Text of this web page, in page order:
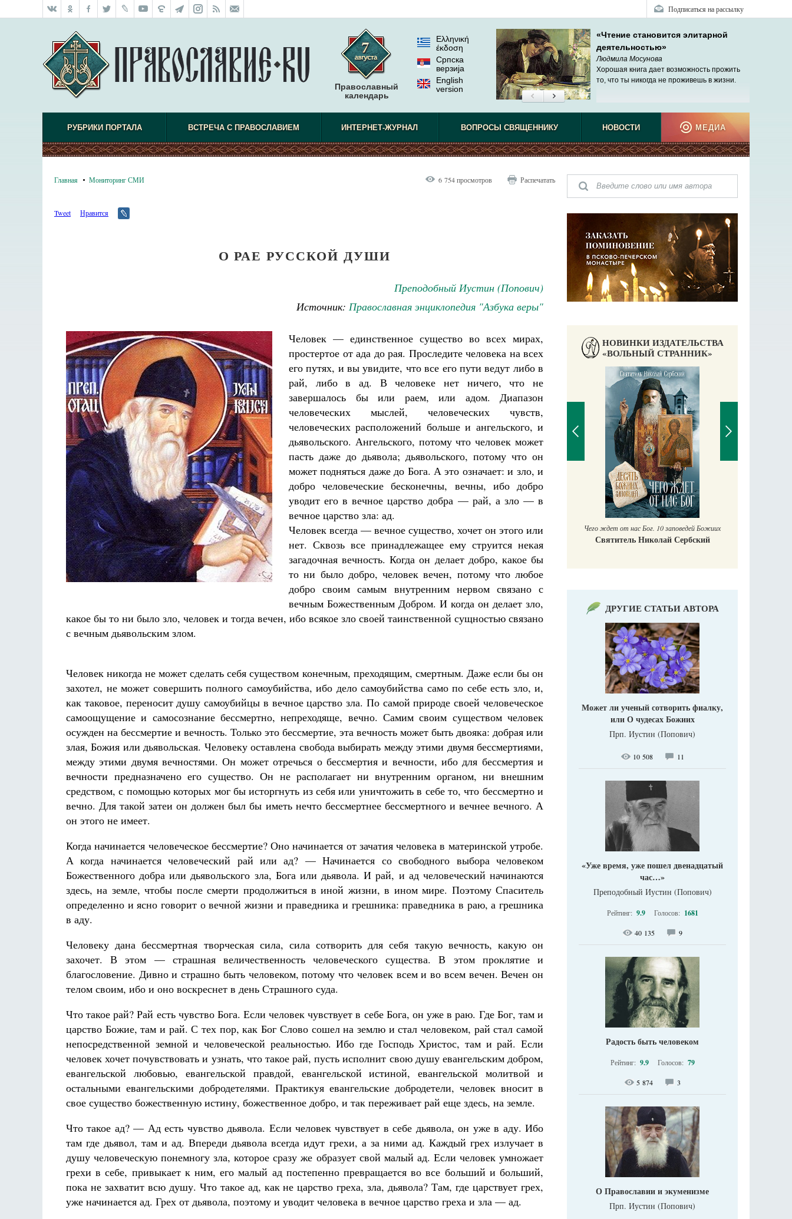
Подписаться на рассылку
Православный
календарь
Ελληνική
έκδοση
Српска
верзиjа
English
version
«Чтение становится элитарной
деятельностью»
Людмила Мосунова
Хорошая книга дает возможность прожить
то, что ты никогда не проживешь в жизни.
РУБРИКИ ПОРТАЛА ВСТРЕЧА С ПРАВОСЛАВИЕМ ИНТЕРНЕТ-ЖУРНАЛ ВОПРОСЫ СВЯЩЕННИКУ НОВОСТИ МЕДИА
Главная Мониторинг СМИ 6 754 просмотров Распечатать
Tweet Нравится
О РАЕ РУССКОЙ ДУШИ
Преподобный Иустин (Попович)
Источник: Православная энциклопедия "Азбука веры"
Человек — единственное существо во всех мирах,
простертое от ада до рая. Проследите человека на всех
его путях, и вы увидите, что все его пути ведут либо в
рай, либо в ад. В человеке нет ничего, что не
завершалось бы или раем, или адом. Диапазон
человеческих мыслей, человеческих чувств,
человеческих расположений больше и ангельского, и
дьявольского. Ангельского, потому что человек может
пасть даже до дьявола; дьявольского, потому что он
может подняться даже до Бога. А это означает: и зло, и
добро человеческие бесконечны, вечны, ибо добро
уводит его в вечное царство добра — рай, а зло — в
вечное царство зла: ад.
Человек всегда — вечное существо, хочет он этого или
нет. Сквозь все принадлежащее ему струится некая
загадочная вечность. Когда он делает добро, какое бы
то ни было добро, человек вечен, потому что любое
добро своим самым внутренним нервом связано с
вечным Божественным Добром. И когда он делает зло,
какое бы то ни было зло, человек и тогда вечен, ибо всякое зло своей таинственной сущностью связано
с вечным дьявольским злом.
Человек никогда не может сделать себя существом конечным, преходящим, смертным. Даже если бы он
захотел, не может совершить полного самоубийства, ибо дело самоубийства само по себе есть зло, и,
как таковое, переносит душу самоубийцы в вечное царство зла. По самой природе своей человеческое
самоощущение и самосознание бессмертно, непреходяще, вечно. Самим своим существом человек
осужден на бессмертие и вечность. Только это бессмертие, эта вечность может быть двояка: добрая или
злая, Божия или дьявольская. Человеку оставлена свобода выбирать между этими двумя бессмертиями,
между этими двумя вечностями. Он может отречься о бессмертия и вечности, ибо для бессмертия и
вечности предназначено его существо. Он не располагает ни внутренним органом, ни внешним
средством, с помощью которых мог бы исторгнуть из себя или уничтожить в себе то, что бессмертно и
вечно. Для такой затеи он должен был бы иметь нечто бессмертнее бессмертного и вечнее вечного. А
он этого не имеет.
Когда начинается человеческое бессмертие? Оно начинается от зачатия человека в материнской утробе.
А когда начинается человеческий рай или ад? — Начинается со свободного выбора человеком
Божественного добра или дьявольского зла, Бога или дьявола. И рай, и ад человеческий начинаются
здесь, на земле, чтобы после смерти продолжиться в иной жизни, в ином мире. Поэтому Спаситель
определенно и ясно говорит о вечной жизни и праведника и грешника: праведника в раю, а грешника
в аду.
Человеку дана бессмертная творческая сила, сила сотворить для себя такую вечность, какую он
захочет. В этом — страшная величественность человеческого существа. В этом проклятие и
благословение. Дивно и страшно быть человеком, потому что человек всем и во всем вечен. Вечен он
телом своим, ибо и оно воскреснет в день Страшного суда.
Что такое рай? Рай есть чувство Бога. Если человек чувствует в себе Бога, он уже в раю. Где Бог, там и
царство Божие, там и рай. С тех пор, как Бог Слово сошел на землю и стал человеком, рай стал самой
непосредственной земной и человеческой реальностью. Ибо где Господь Христос, там и рай. Если
человек хочет почувствовать и узнать, что такое рай, пусть исполнит свою душу евангельским добром,
евангельской любовью, евангельской правдой, евангельской истиной, евангельской молитвой и
остальными евангельскими добродетелями. Практикуя евангельские добродетели, человек вносит в
свое существо божественную истину, божественное добро, и так переживает рай еще здесь, на земле.
Что такое ад? — Ад есть чувство дьявола. Если человек чувствует в себе дьявола, он уже в аду. Ибо
там где дьявол, там и ад. Впереди дьявола всегда идут грехи, а за ними ад. Каждый грех излучает в
душу человеческую понемногу зла, которое сразу же образует свой малый ад. Если человек умножает
грехи в себе, привыкает к ним, его малый ад постепенно превращается во все больший и больший,
пока не захватит всю душу. Что такое ад, как не царство греха, зла, дьявола? Там, где царствует грех,
уже начинается ад. Грех от дьявола, поэтому и уводит человека в вечное царство греха и зла — ад.
НОВИНКИ ИЗДАТЕЛЬСТВА
«ВОЛЬНЫЙ СТРАННИК»
Разлуки не будет
Фредерика де Грааф Как найти своё место в жизни
Кирилл Мурышев
Великомученик Георгий Победоносец. Научись у
Чего ждет от нас Бог. 10 заповедей Божиих
Святитель Николай Сербский
ДРУГИЕ СТАТЬИ АВТОРА
Может ли ученый сотворить фиалку,
или О чудесах Божиих
Прп. Иустин (Попович)
10 508 11
«Уже время, уже пошел двенадцатый
час…»
Преподобный Иустин (Попович)
Рейтинг: 9.9 Голосов: 1681
40 135 9
Радость быть человеком
Рейтинг: 9.9 Голосов: 79
5 874 3
О Православии и экуменизме
Прп. Иустин (Попович)